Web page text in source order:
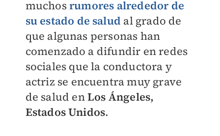
muchosrumores alrededor de
su estado de salud al grado de
que algunas personas han
comenzado a difundir en redes
sociales que la conductora y
actriz se encuentra muy grave
de salud enLos Ángeles,
Estados Unidos.